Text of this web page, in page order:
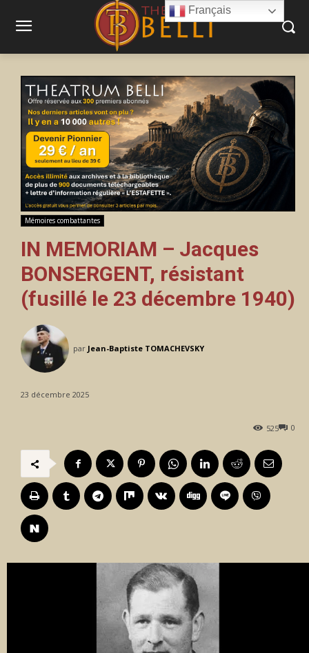
Mémoires combattantes
IN MEMORIAM – Jacques
BONSERGENT, résistant
(fusillé le 23 décembre 1940)
par Jean-Baptiste TOMACHEVSKY
23 décembre 2025
0
525
Français